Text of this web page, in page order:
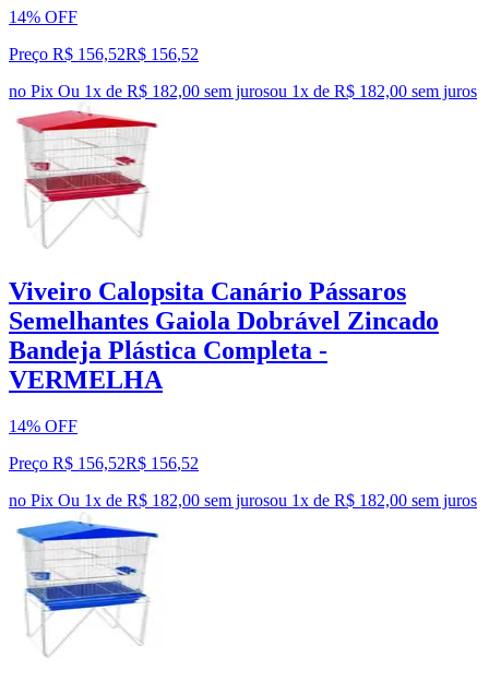
14% OFF
Preço R$ 156,52R$ 156,52
no Pix Ou 1x de R$ 182,00 sem jurosou 1x de R$ 182,00 sem juros
Viveiro Calopsita Canário Pássaros
Semelhantes Gaiola Dobrável Zincado
Bandeja Plástica Completa -
VERMELHA
14% OFF
Preço R$ 156,52R$ 156,52
no Pix Ou 1x de R$ 182,00 sem jurosou 1x de R$ 182,00 sem juros